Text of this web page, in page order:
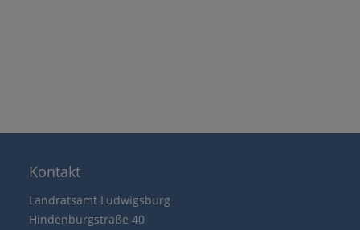
Kontakt
Landratsamt Ludwigsburg
Hindenburgstraße 40